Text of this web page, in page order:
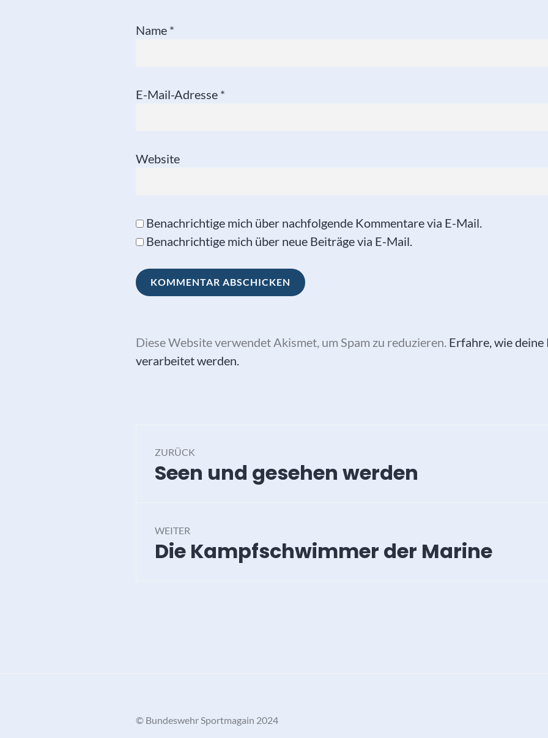
Name *
E-Mail-Adresse *
Website
Benachrichtige mich über nachfolgende Kommentare via E-Mail.
Benachrichtige mich über neue Beiträge via E-Mail.
Diese Website verwendet Akismet, um Spam zu reduzieren. Erfahre, wie
verarbeitet werden.
ZURÜCK
Vorheriger
Seen und gesehen werden
WEITER
Nächster
Die Kampfschwimmer der Marine
©️ Bundeswehr Sportmagain 2024